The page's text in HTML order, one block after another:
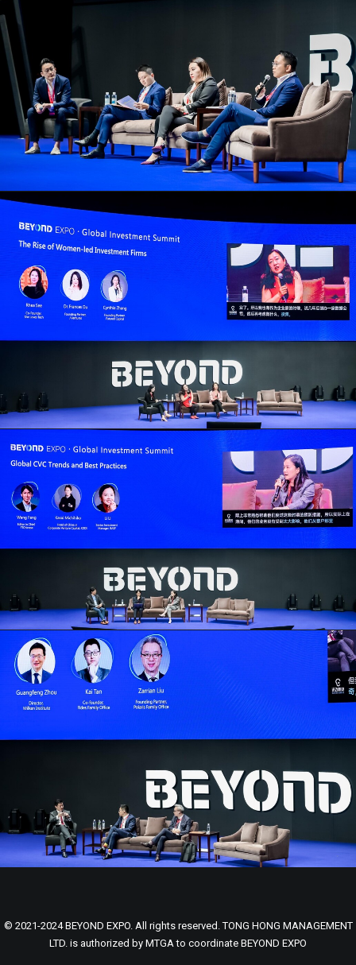
© 2021-2024 BEYOND EXPO. All rights reserved. TONG HONG MANAGEMENT
LTD. is authorized by MTGA to coordinate BEYOND EXPO